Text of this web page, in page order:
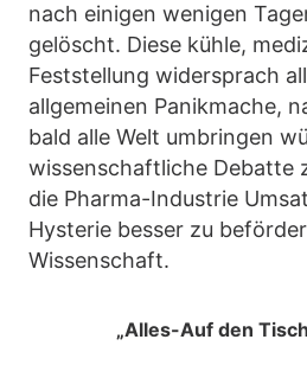
nach einigen wenigen
gelöscht. Diese kühle,
Feststellung widersprach
allgemeinen Panikmache,
bald alle Welt umbringen
wissenschaftliche Debatte
die Pharma-Industrie
Hysterie besser zu
Wissenschaft.
„Alles-Auf den